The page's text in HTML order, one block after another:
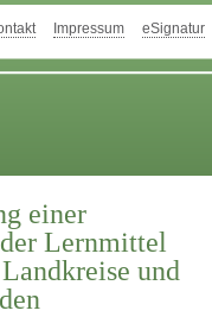
Impressum eSignatur
einer
Lernmittel
und